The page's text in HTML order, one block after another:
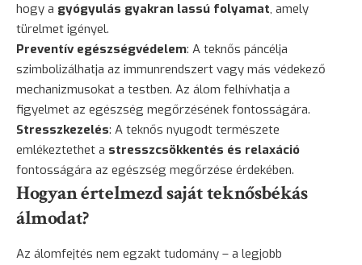
hogy a gyógyulás gyakran lassú folyamat, amely
türelmet igényel.
Preventív egészségvédelem: A teknős páncélja
szimbolizálhatja az immunrendszert vagy más védekező
mechanizmusokat a testben. Az álom felhívhatja a
figyelmet az egészség megőrzésének fontosságára.
Stresszkezelés: A teknős nyugodt természete
emlékeztethet a stresszcsökkentés és relaxáció
fontosságára az egészség megőrzése érdekében.
Hogyan értelmezd saját teknősbékás
álmodat?
Az álomfejtés nem egzakt tudomány – a legjobb